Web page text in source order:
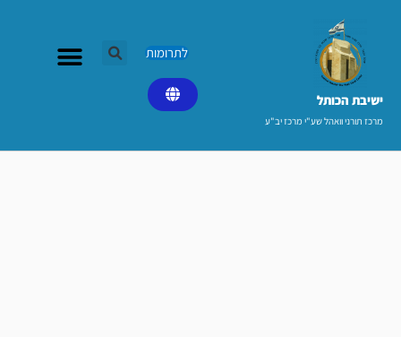
ישיבת הכותל​
מרכז תורני וואהל שע"י מרכז יב"ע
לתרומות